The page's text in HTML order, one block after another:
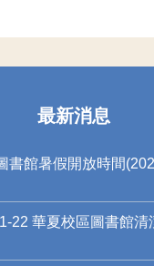
最新消息
書館暑假開放時間
22 華夏校區圖書館